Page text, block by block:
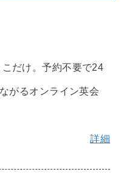
だけ。予約不要で24
がるオンライン英会
詳細